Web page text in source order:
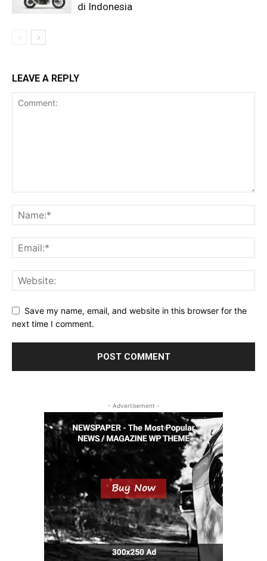
di Indonesia
LEAVE A REPLY
Save my name, email, and website in this browser for the
next time I comment.
- Advertisement -